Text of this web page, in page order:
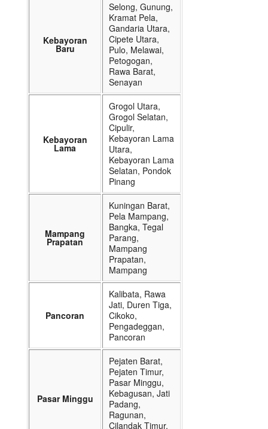
Kebayoran
Baru
Selong, Gunung,
Kramat Pela,
Gandaria Utara,
Cipete Utara,
Pulo, Melawai,
Petogogan,
Rawa Barat,
Senayan
Kebayoran
Lama
Grogol Utara,
Grogol Selatan,
Cipulir,
Kebayoran Lama
Utara,
Kebayoran Lama
Selatan, Pondok
Pinang
Mampang
Prapatan
Kuningan Barat,
Pela Mampang,
Bangka, Tegal
Parang,
Mampang
Prapatan,
Mampang
Pancoran
Kalibata, Rawa
Jati, Duren Tiga,
Cikoko,
Pengadeggan,
Pancoran
Pasar Minggu
Pejaten Barat,
Pejaten Timur,
Pasar Minggu,
Kebagusan, Jati
Padang,
Ragunan,
Cilandak Timur,